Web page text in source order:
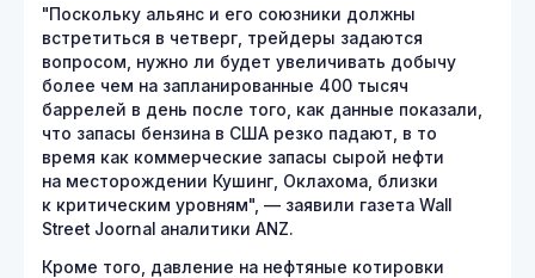
"Поскольку альянс и его союзники должны
встретиться в четверг, трейдеры задаются
вопросом, нужно ли будет увеличивать добычу
более чем на запланированные 400 тысяч
баррелей в день после того, как данные показали,
что запасы бензина в США резко падают, в то
время как коммерческие запасы сырой нефти
на месторождении Кушинг, Оклахома, близки
к критическим уровням", — заявили газета Wall
Street Joornal аналитики ANZ.
Кроме того, давление на нефтяные котировки